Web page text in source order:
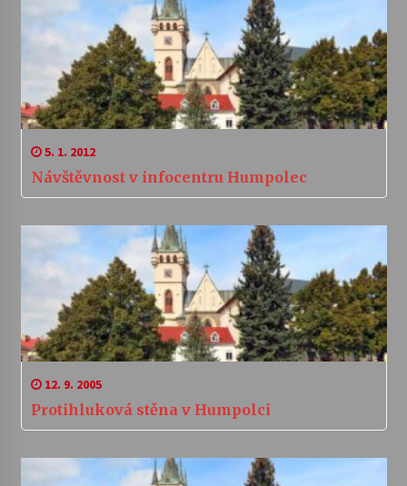
5. 1. 2012
Návštěvnost v infocentru Humpolec
12. 9. 2005
Protihluková stěna v Humpolci